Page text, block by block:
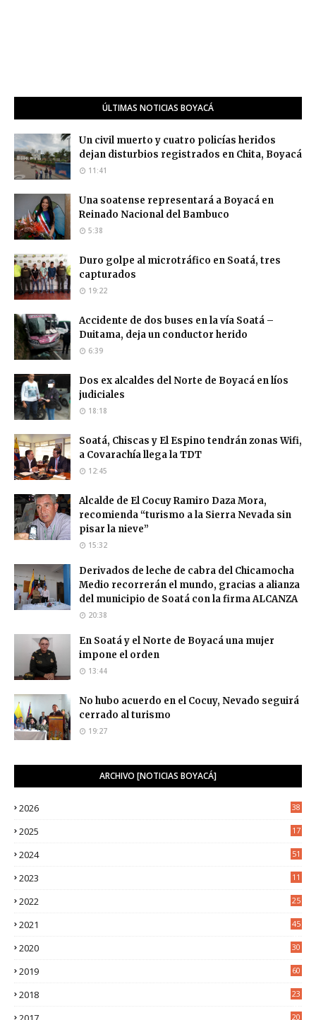
ÚLTIMAS NOTICIAS BOYACÁ
Un civil muerto y cuatro policías heridos
dejan disturbios registrados en Chita, Boyacá
11:41
Una soatense representará a Boyacá en
Reinado Nacional del Bambuco
5:38
Duro golpe al microtráfico en Soatá, tres
capturados
19:22
Accidente de dos buses en la vía Soatá –
Duitama, deja un conductor herido
6:39
Dos ex alcaldes del Norte de Boyacá en líos
judiciales
18:18
Soatá, Chiscas y El Espino tendrán zonas Wifi,
a Covarachía llega la TDT
12:45
Alcalde de El Cocuy Ramiro Daza Mora,
recomienda “turismo a la Sierra Nevada sin
pisar la nieve”
15:32
Derivados de leche de cabra del Chicamocha
Medio recorrerán el mundo, gracias a alianza
del municipio de Soatá con la firma ALCANZA
20:38
En Soatá y el Norte de Boyacá una mujer
impone el orden
13:44
No hubo acuerdo en el Cocuy, Nevado seguirá
cerrado al turismo
19:27
ARCHIVO [NOTICIAS BOYACÁ]
2026 38
2025
17
2024 51
2023
11
2022
25
2021
45
2020
30
2019 60
2018
23
20